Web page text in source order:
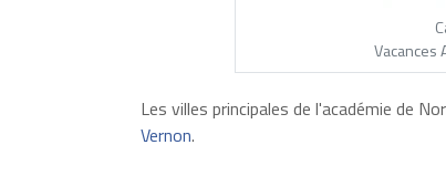
Vacances
Les villes principales de l'académie de
Vernon.